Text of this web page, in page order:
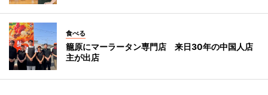
食べる
籠原にマーラータン専門店 来日30年の中国人店
主が出店